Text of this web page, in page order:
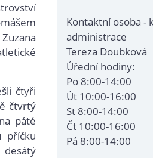
Kontaktní osoba -
administrace
Tereza Doubková
Úřední hodiny:
Po 8:00-14:00
Út 10:00-16:00
St 8:00-14:00
Čt 10:00-16:00
Pá 8:00-14:00
čtyři
čtvrtý
páté
příčku
desátý